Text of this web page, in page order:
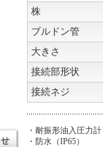
株
ブルドン管
大きさ
接続部形状
接続ネジ
・耐振形油入圧力計
・防水（IP65）